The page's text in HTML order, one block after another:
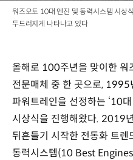
워즈오토 10대 엔진 및 동력시스템 시상
두드러지게 나타나고 있다
올해로 100주년을 맞이한 워
전문매체 중 한 곳으로, 1995
파워트레인을 선정하는 ‘10
시상식을 진행해왔다. 2019
뒤흔들기 시작한 전동화 트렌
동력시스템(10 Best